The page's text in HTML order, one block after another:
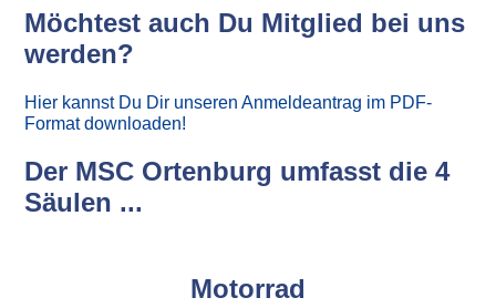
Möchtest auch Du Mitglied bei uns
werden?
Hier kannst Du Dir unseren Anmeldeantrag im PDF-
Format downloaden!
Der MSC Ortenburg umfasst die 4
Säulen ...
Motorrad